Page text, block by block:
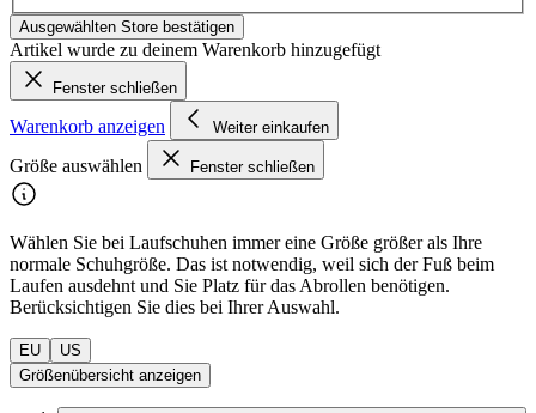
Ausgewählten Store bestätigen
Artikel wurde zu deinem Warenkorb hinzugefügt
Fenster schließen
Warenkorb anzeigen Weiter einkaufen
Größe auswählen Fenster schließen
Wählen Sie bei Laufschuhen immer eine Größe größer als Ihre
normale Schuhgröße. Das ist notwendig, weil sich der Fuß beim
Laufen ausdehnt und Sie Platz für das Abrollen benötigen.
Berücksichtigen Sie dies bei Ihrer Auswahl.
EU
US
Größenübersicht anzeigen